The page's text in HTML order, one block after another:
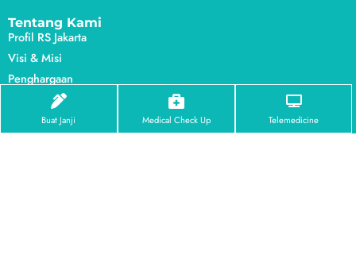
Tentang Kami
Profil RS Jakarta
Visi & Misi
Penghargaan
Pusat Unggulan
Eye Center
Buat Janji Medical Check Up Telemedicine